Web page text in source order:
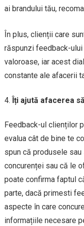
ai brandului tău,
În plus, clienții care
răspunzi feedback-
valoroase, iar acest
constante ale afacerii
Îți ajută afacerea
Feedback-ul clienților
evalua cât de bine te
spun că produsele
concurenței sau că le
poate confirma faptul
parte, dacă primesti
aspecte în care
informațiile necesare